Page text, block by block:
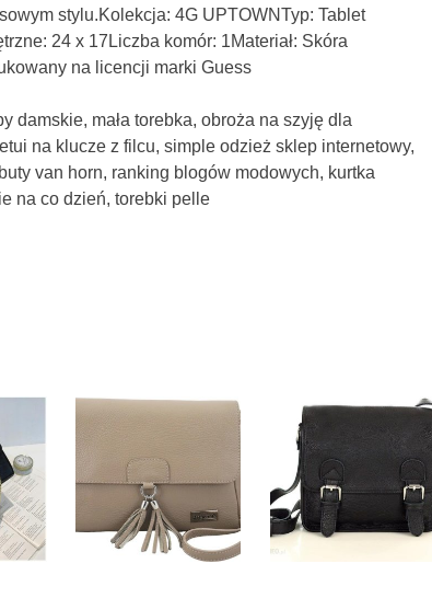
stylu.Kolekcja: 4G UPTOWNTyp: Tablet
24 x 17Liczba komór: 1Materiał: Skóra
na licencji marki Guess
damskie, mała torebka, obroża na szyję dla
na klucze z filcu, simple odzież sklep internetowy,
van horn, ranking blogów modowych, kurtka
na co dzień, torebki pelle